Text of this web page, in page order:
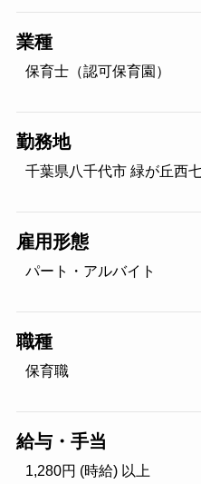
業種
保育士（認可保育園）
勤務地
千葉県八千代市 緑が丘西
雇用形態
パート・アルバイト
職種
保育職
給与・手当
1,280円 (時給) 以上